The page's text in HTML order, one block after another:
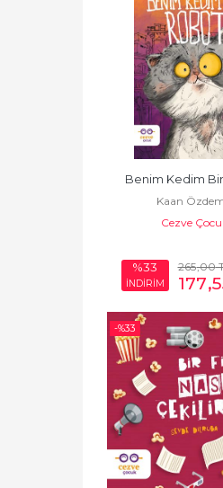
Benim Kedim
Kaan
Cezve
%33
İNDİRİM
265,00
177
-%33